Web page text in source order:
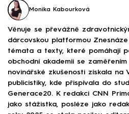
Monika Kabourková
Věnuje se převážně
dárcovskou platformou
témata a texty, které pomáhají
obchodní akademii se
novinářské zkušenosti získala na
publicistiky, kde přispívala do
Generace20. K redakci CNN
jako stážistka, posléze jako